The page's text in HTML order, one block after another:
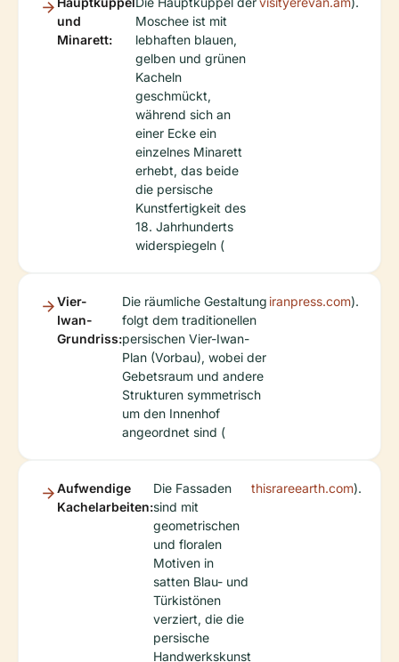
und
Minarett:
Moschee ist mit
lebhaften blauen,
gelben und grünen
Kacheln
geschmückt,
während sich an
einer Ecke ein
einzelnes Minarett
erhebt, das beide
die persische
Kunstfertigkeit des
18. Jahrhunderts
widerspiegeln (
Vier-
Iwan-
Grundriss:
Die räumliche Gestaltung
folgt dem traditionellen
persischen Vier-Iwan-
Plan (Vorbau), wobei der
Gebetsraum und andere
Strukturen symmetrisch
um den Innenhof
angeordnet sind (
iranpress.com).
Aufwendige
Kachelarbeiten:
Die Fassaden
sind mit
geometrischen
und floralen
Motiven in
satten Blau- und
Türkistönen
verziert, die die
persische
Handwerkskunst
thisrareearth.com).